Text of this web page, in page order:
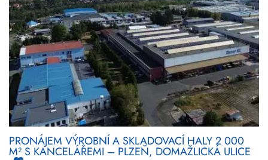
PRONÁJEM VÝROBNÍ A SKLADOVACÍ HALY 2 000
M² S KANCELÁŘEMI – PLZEŇ, DOMAŽLICKÁ ULICE